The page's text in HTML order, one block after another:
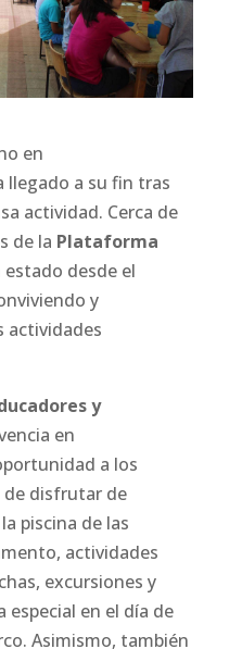
en
llegado a su fin tras
actividad. Cerca de
de la Plataforma
desde el
y
actividades
y
en
a los
de disfrutar de
piscina de las
actividades
excursiones y
en el día de
Asimismo, también